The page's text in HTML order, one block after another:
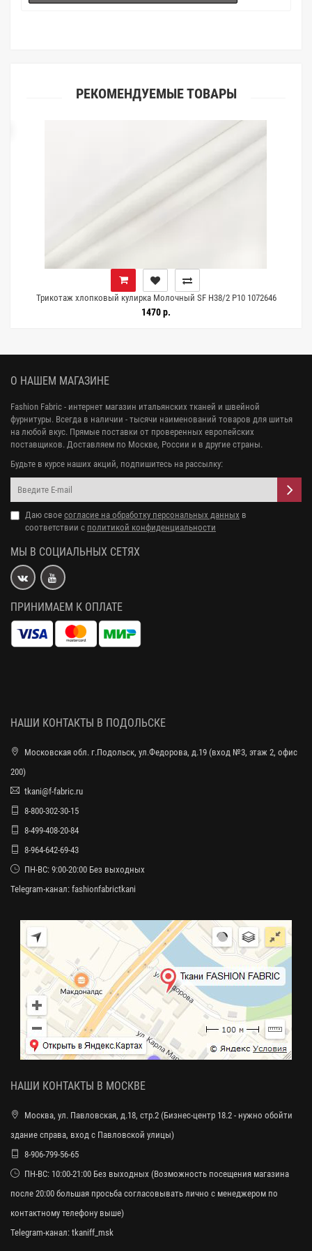
(ателье), то данная услуга поможет Вам улучшить работу с
РЕКОМЕНДУЕМЫЕ ТОВАРЫ
Трикотаж хлопковый кулирка Молочный SF H38/2 P10 1072646
1470 р.
О НАШЕМ МАГАЗИНЕ
Fashion Fabric - интернет магазин итальянских тканей и швейной
фурнитуры. Всегда в наличии - тысячи наименований товаров для шитья
на любой вкус. Прямые поставки от проверенных европейских
поставщиков. Доставляем по Москве, России и в другие страны.
Будьте в курсе наших акций, подпишитесь на рассылку:
Даю свое согласие на обработку персональных данных в
соответствии с политикой конфиденциальности
МЫ В СОЦИАЛЬНЫХ СЕТЯХ
ПРИНИМАЕМ К ОПЛАТЕ
НАШИ КОНТАКТЫ В ПОДОЛЬСКЕ
Московская обл. г.Подольск, ул.Федорова, д.19 (вход №3, этаж 2, офис
200)
tkani@f-fabric.ru
8-800-302-30-15
8-499-408-20-84
8-964-642-69-43
ПН-ВС: 9:00-20:00 Без выходных
Telegram-канал: fashionfabrictkani
НАШИ КОНТАКТЫ В МОСКВЕ
Москва, ул. Павловская, д.18, стр.2 (Бизнес-центр 18.2 - нужно обойти
здание справа, вход с Павловской улицы)
8-906-799-56-65
ПН-ВС: 10:00-21:00 Без выходных (Возможность посещения магазина
после 20:00 большая просьба согласовывать лично с менеджером по
контактному телефону выше)
Telegram-канал: tkaniff_msk